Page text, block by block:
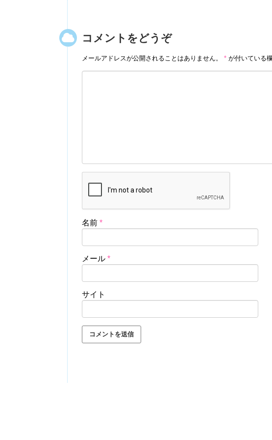
コメントをどうぞ
メールアドレスが公開されることはありません。 * が付いている
名前 *
メール *
サイト